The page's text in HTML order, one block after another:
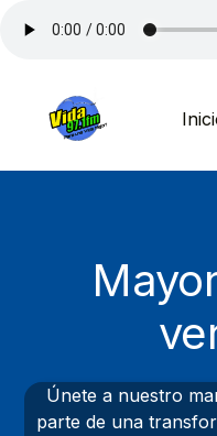
Únete a nuestro
parte de una